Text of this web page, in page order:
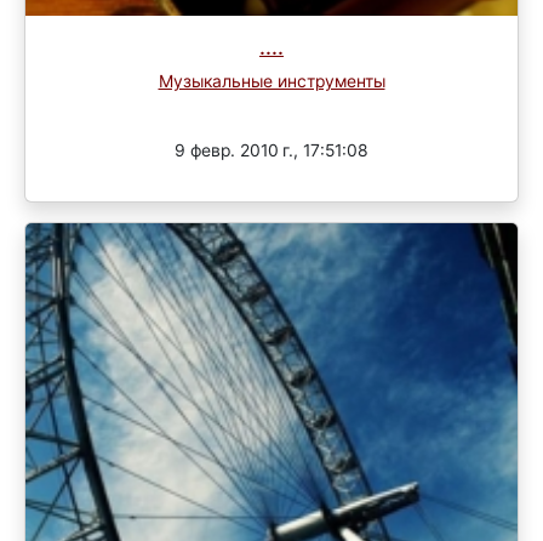
....
Музыкальные инструменты
9 февр. 2010 г., 17:51:08